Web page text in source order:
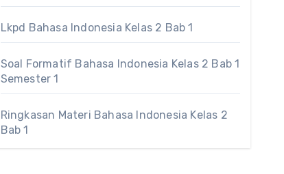
Lkpd Bahasa Indonesia Kelas 2 Bab 1
Soal Formatif Bahasa Indonesia Kelas 2 Bab 1
Semester 1
Ringkasan Materi Bahasa Indonesia Kelas 2
Bab 1